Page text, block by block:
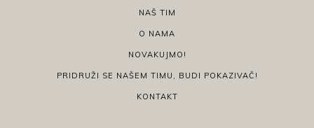
NAŠ TIM
O NAMA
NOVAKUJMO!
PRIDRUŽI SE NAŠEM TIMU, BUDI POKAZIVAČ!
KONTAKT